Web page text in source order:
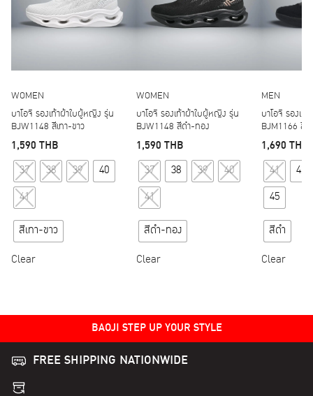
WOMEN
บาโอจิ รองเท้าผ้าใบผู้หญิง รุ่น
BJW1148 สีเทา-ขาว
1,590 THB
This product has multiple variants. The options may
37 38 39
40
41
สีเทา-ขาว
Clear
WOMEN
บาโอจิ รองเท้าผ้าใบผู้หญิง รุ่น
BJW1148 สีดำ-ทอง
1,590THB
This product has
37 38 39
40
41
สีดำ-ทอง
Clear
MEN
บาโอจิ รองเ
BJM1166 สีด
1,690THB
41
42
45
สีดำ
Clear
BAOJI STEP UP YOUR STYLE
FREE SHIPPING NATIONWIDE